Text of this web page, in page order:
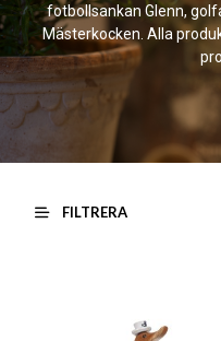
fotbollsankan Glenn,
Mästerkocken. Alla
FILTRERA